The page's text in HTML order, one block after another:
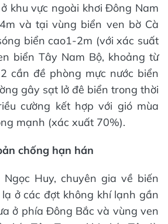
khu vực ngoài khơi Đông Nam
và tại vùng biển ven bờ Cà
biển cao1-2m (với xác suất
biển Tây Nam Bộ, khoảng từ
cần đề phòng mực nước biển
gây sạt lở đê biển trong thời
cường kết hợp với gió mùa
mạnh (xác xuất 70%).
chống hạn hán
Ngọc Huy, chuyên gia về biến
ở các đợt không khí lạnh gần
ở phía Đông Bắc và vùng ven